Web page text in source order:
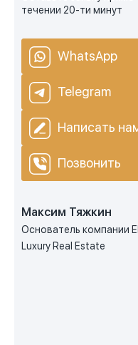
течении 20-ти минут
WhatsApp
Telegram
Написать
Позвонить
Максим Тяжкин
Основатель компании
Luxury Real Estate